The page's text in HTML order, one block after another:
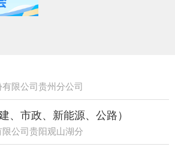
限公司贵州分公司
、市政、新能源、公路）
公司贵阳观山湖分